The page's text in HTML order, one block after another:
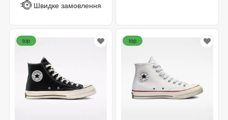
Швидке замовлення
top top